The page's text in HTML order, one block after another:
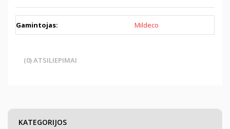
Gamintojas: Mildeco
(0) ATSILIEPIMAI
KATEGORIJOS